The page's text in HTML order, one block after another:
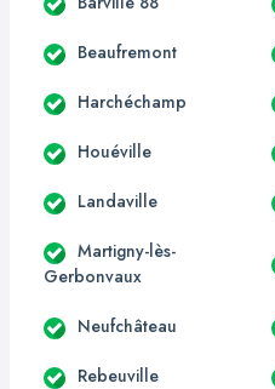
Beaufremont
Harchéchamp
Houéville
Landaville
Martigny-lès-
Gerbonvaux
Neufchâteau
Rebeuville